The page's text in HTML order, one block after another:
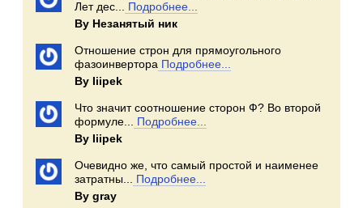
Лет дес...
Подробнее...
By Незанятый ник
Отношение строн для прямоугольного
фазоинвертора Подробнее...
By Iiipek
Что значит соотношение сторон Ф? Во второй
формуле...
Подробнее...
By Iiipek
Очевидно же, что самый простой и наименее
затратны...
Подробнее...
By gray